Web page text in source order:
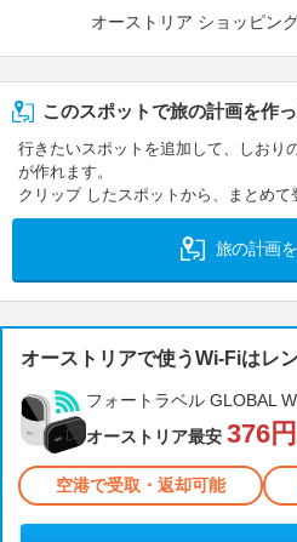
オーストリア ショッピン
このスポットで旅の計画を作
行きたいスポットを追加して、しおり
が作れます。
クリップ したスポットから、まとめて
旅の計画
オーストリアで使うWi-Fiはレ
フォートラベル GLOBAL
オーストリア最安 376円
空港で受取・返却可能